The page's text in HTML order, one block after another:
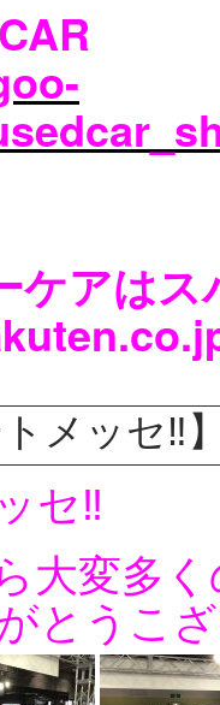
ケアはス
トメッセ‼️
セ‼️
大変多
とうこ